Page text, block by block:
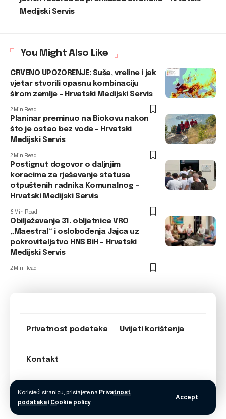
Koristeći stranicu, pristajete na Privatnost
podatakai Cookie policy.
Accept
Medijski Servis
You Might Also Like
CRVENO UPOZORENJE: Suša, vreline i jak
vjetar stvorili opasnu kombinaciju
širom zemlje – Hrvatski Medijski Servis
2 Min Read
Planinar preminuo na Biokovu nakon
što je ostao bez vode – Hrvatski
Medijski Servis
2 Min Read
Postignut dogovor o daljnjim
koracima za rješavanje statusa
otpuštenih radnika Komunalnog –
Hrvatski Medijski Servis
6 Min Read
Obilježavanje 31. obljetnice VRO
„Maestral“ i oslobođenja Jajca uz
pokroviteljstvo HNS BiH – Hrvatski
Medijski Servis
2 Min Read
Privatnost podataka Uvijeti korištenja
Kontakt